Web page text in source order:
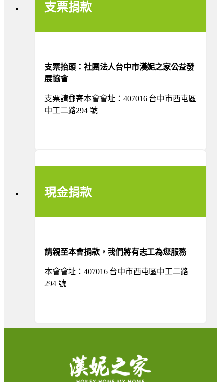
支票捐款
支票抬頭：社團法人台中市漢妮之家公益發
展協會
支票請郵寄本會會址 ：407016 台中市西屯區
中工二路294 號
現金捐款
請親至本會捐款，我們將有志工為您服務
本會會址 ：407016 台中市西屯區中工二路
294 號